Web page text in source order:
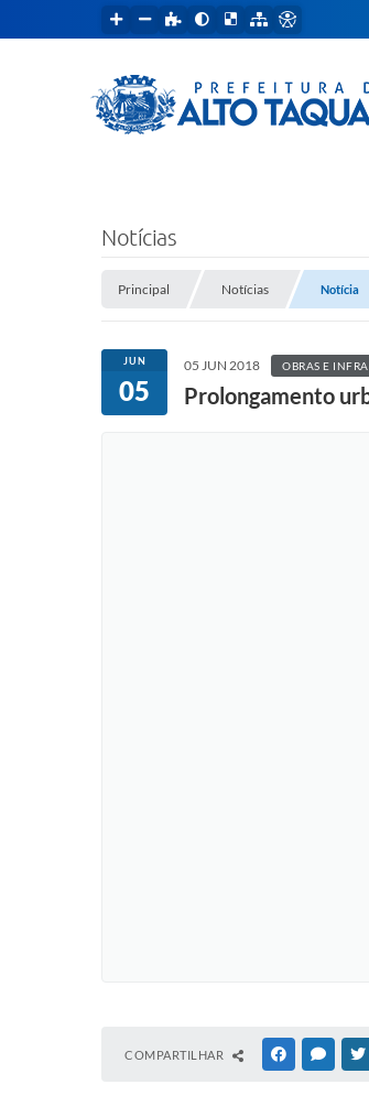
Notícias
Principal Notícias Notícia
JUN
05
05 JUN 2018 OBRAS E
Prolongamento
COMPARTILHAR FACEBOOK